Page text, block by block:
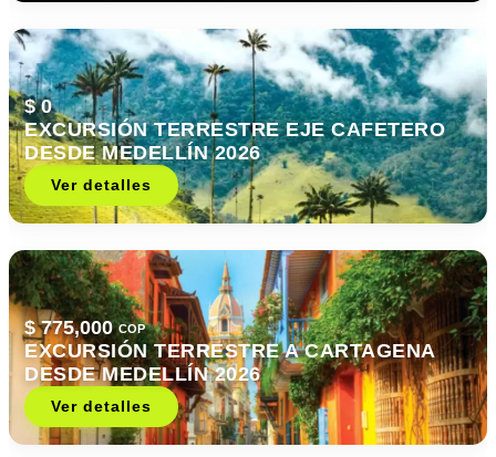
$ 0
EXCURSIÓN TERRESTRE EJE CAFETERO
DESDE MEDELLÍN 2026
Ver detalles
$ 775,000COP
EXCURSIÓN TERRESTRE A CARTAGENA
DESDE MEDELLÍN 2026
Ver detalles